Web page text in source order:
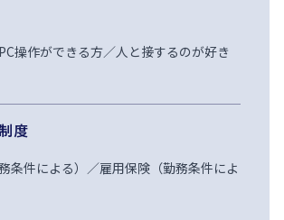
操作ができる方／人と接するのが好き
度
条件による）／雇用保険（勤務条件によ